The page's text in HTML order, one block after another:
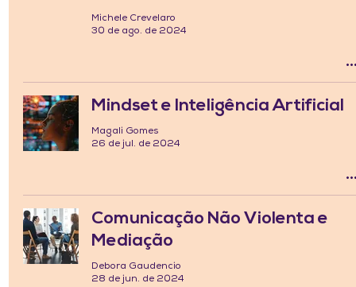
Michele Crevelaro
30 de ago. de 2024
Mindset e Inteligência Artificial
Magali Gomes
26 de jul. de 2024
Comunicação Não Violenta e
Mediação
Debora Gaudencio
28 de jun. de 2024